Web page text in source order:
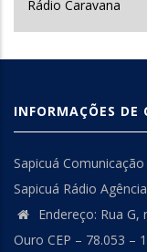
Rádio Caravana
INFORMAÇÕES DE
Sapicuá
Sapicuá Rádio Agência
Endereço: Rua
Ouro CEP – 78.053 –